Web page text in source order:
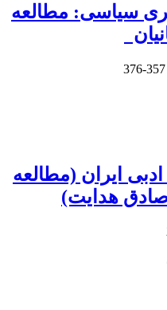
سیاسی: مطالعه
357-376
ایران (مطالعه
هدایت)